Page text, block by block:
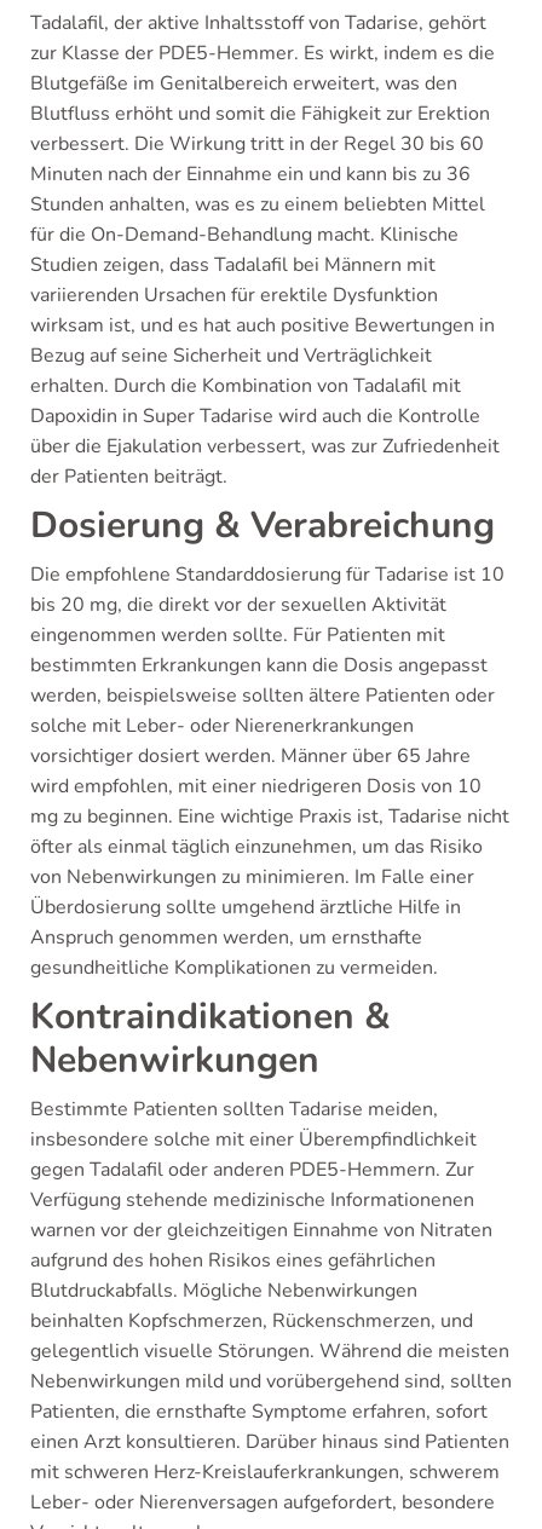
Tadalafil, der aktive Inhaltsstoff von Tadarise, gehört
zur Klasse der PDE5-Hemmer. Es wirkt, indem es die
Blutgefäße im Genitalbereich erweitert, was den
Blutfluss erhöht und somit die Fähigkeit zur Erektion
verbessert. Die Wirkung tritt in der Regel 30 bis 60
Minuten nach der Einnahme ein und kann bis zu 36
Stunden anhalten, was es zu einem beliebten Mittel
für die On-Demand-Behandlung macht. Klinische
Studien zeigen, dass Tadalafil bei Männern mit
variierenden Ursachen für erektile Dysfunktion
wirksam ist, und es hat auch positive Bewertungen in
Bezug auf seine Sicherheit und Verträglichkeit
erhalten. Durch die Kombination von Tadalafil mit
Dapoxidin in Super Tadarise wird auch die Kontrolle
über die Ejakulation verbessert, was zur Zufriedenheit
der Patienten beiträgt.
Dosierung & Verabreichung
Die empfohlene Standarddosierung für Tadarise ist 10
bis 20 mg, die direkt vor der sexuellen Aktivität
eingenommen werden sollte. Für Patienten mit
bestimmten Erkrankungen kann die Dosis angepasst
werden, beispielsweise sollten ältere Patienten oder
solche mit Leber- oder Nierenerkrankungen
vorsichtiger dosiert werden. Männer über 65 Jahre
wird empfohlen, mit einer niedrigeren Dosis von 10
mg zu beginnen. Eine wichtige Praxis ist, Tadarise nicht
öfter als einmal täglich einzunehmen, um das Risiko
von Nebenwirkungen zu minimieren. Im Falle einer
Überdosierung sollte umgehend ärztliche Hilfe in
Anspruch genommen werden, um ernsthafte
gesundheitliche Komplikationen zu vermeiden.
Kontraindikationen &
Nebenwirkungen
Bestimmte Patienten sollten Tadarise meiden,
insbesondere solche mit einer Überempfindlichkeit
gegen Tadalafil oder anderen PDE5-Hemmern. Zur
Verfügung stehende medizinische Informationenen
warnen vor der gleichzeitigen Einnahme von Nitraten
aufgrund des hohen Risikos eines gefährlichen
Blutdruckabfalls. Mögliche Nebenwirkungen
beinhalten Kopfschmerzen, Rückenschmerzen, und
gelegentlich visuelle Störungen. Während die meisten
Nebenwirkungen mild und vorübergehend sind, sollten
Patienten, die ernsthafte Symptome erfahren, sofort
einen Arzt konsultieren. Darüber hinaus sind Patienten
mit schweren Herz-Kreislauferkrankungen, schwerem
Leber- oder Nierenversagen aufgefordert, besondere